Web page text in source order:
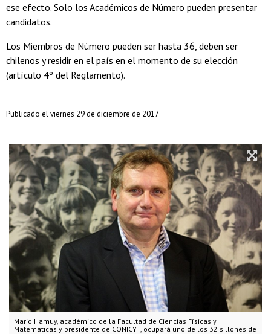
Mario Hamuy, académico de la Facultad de Ciencias Físicas y
Matemáticas y presidente de CONICYT, ocupará uno de los 32 sillones de
ese efecto. Solo los Académicos de Número pueden presentar
candidatos.
Los Miembros de Número pueden ser hasta 36, deben ser
chilenos y residir en el país en el momento de su elección
(artículo 4º del Reglamento).
Publicado el viernes 29 de diciembre de 2017